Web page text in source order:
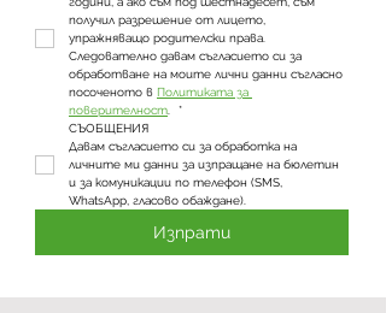
получил разрешение от лицето,
упражняващо родителски права.
Следователно давам съгласието си за
обработване на моите лични данни съгласно
посоченото в Политиката за
поверителност
*
СЪОБЩЕНИЯ
Давам съгласието си за обработка на
личните ми данни за изпращане на бюлетин
и за комуникации по телефон (SMS,
WhatsApp, гласово обаждане).
Изпрати